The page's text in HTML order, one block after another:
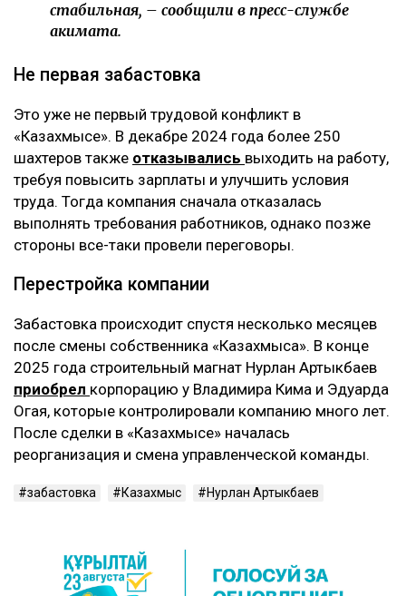
стабильная, – сообщили в пресс-службе
акимата.
Не первая забастовка
Это уже не первый трудовой конфликт в
«Казахмысе». В декабре 2024 года более 250
шахтеров также отказывались выходить на работу,
требуя повысить зарплаты и улучшить условия
труда. Тогда компания сначала отказалась
выполнять требования работников, однако позже
стороны все-таки провели переговоры.
Перестройка компании
Забастовка происходит спустя несколько месяцев
после смены собственника «Казахмыса». В конце
2025 года строительный магнат Нурлан Артыкбаев
приобрел корпорацию у Владимира Кима и Эдуарда
Огая, которые контролировали компанию много лет.
После сделки в «Казахмысе» началась
реорганизация и смена управленческой команды.
забастовка Казахмыс Нурлан Артыкбаев